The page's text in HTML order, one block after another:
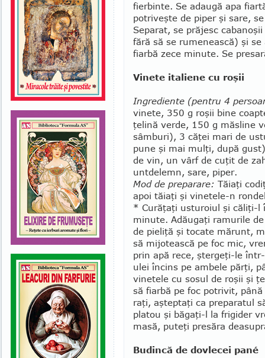
fier­bin­te. Se adau­gă apa
potriveşte de piper şi sare,
Se­pa­rat, se pră­­jesc
fără să se ru­me­nească) şi
fiarbă zece minute. Se
Vinete italiene cu roşii
Ingrediente (pentru 4
vine­te, 350 g roşii bine
ţelină verde, 150 g măsline
sâmburi), 3 căţei mari de
pune şi mai mulţi, după
de vin, un vârf de cuţit de
untdelemn, sare, piper.
Mod de preparare: Tăiaţi
apoi tăiaţi şi vinetele-n
* Cură­ţaţi usturoiul şi căliţi-l
minute. Adău­gaţi ramurile
de pieliţă şi tocate mărunt,
să mijotească pe foc mic,
prin apă rece, ştergeţi-le
ulei încins pe am­bele părţi,
vinetele cu so­sul de roşii şi
să fiarbă pe foc po­trivit,
raţi, aşteptaţi ca preparatul
platou şi băgaţi-l la frigider
masă, puteţi presăra
Budincă de dovlecei pané